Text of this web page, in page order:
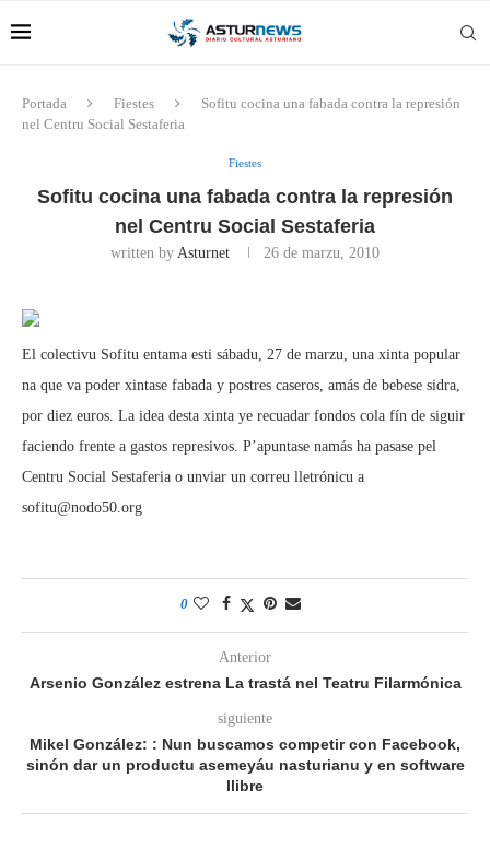
Portada Fiestes
Sofitu cocina una fabada contra la represión
nel Centru Social Sestaferia
Fiestes
Sofitu cocina una fabada contra la represión
nel Centru Social Sestaferia
written by Asturnet 26 de marzu, 2010
El colectivu Sofitu entama esti sábadu, 27 de marzu, una xinta popular
na que va poder xintase fabada y postres caseros, amás de bebese sidra,
por diez euros. La idea desta xinta ye recuadar fondos cola fín de siguir
faciendo frente a gastos represivos. P’apuntase namás ha pasase pel
Centru Social Sestaferia o unviar un correu lletrónicu a
sofitu@nodo50.org
0
Anterior
Arsenio González estrena La trastá nel Teatru Filarmónica
siguiente
Mikel González: : Nun buscamos competir con Facebook,
sinón dar un productu asemeyáu nasturianu y en software
llibre